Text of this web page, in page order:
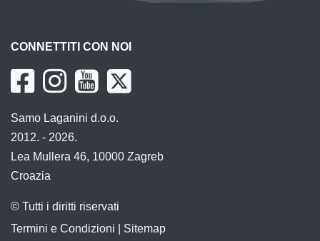
CONNETTITI CON NOI
Samo Laganini d.o.o.
2012. - 2026.
Lea Mullera 46, 10000 Zagreb
Croazia
© Tutti i diritti riservati
Termini e Condizioni
Sitemap